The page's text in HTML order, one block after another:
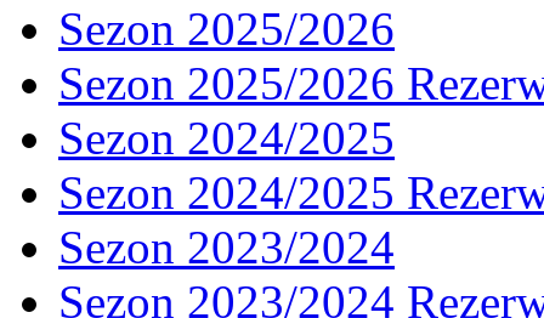
Sezon 2025/2026
Sezon 2025/2026
Sezon 2024/2025
Sezon 2024/2025
Sezon 2023/2024
Sezon 2023/2024